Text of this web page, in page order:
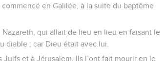
en Galilée, à la suite du baptême
qui allait de lieu en lieu en faisant le
diable ; car Dieu était avec lui.
et à Jérusalem. Ils l’ont fait mourir en le